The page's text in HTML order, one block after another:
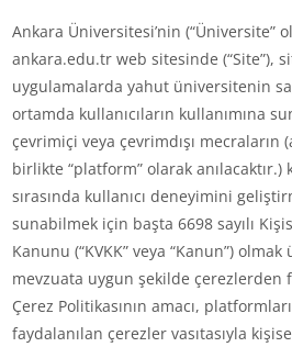
Ankara Üniversitesi’nin (“Üniversite”
ankara.edu.tr web sitesinde (“Site”),
uygulamalarda yahut üniversitenin
ortamda kullanıcıların kullanımına
çevrimiçi veya çevrimdışı mecraların
birlikte “platform” olarak anılacaktır.)
sırasında kullanıcı deneyimini
sunabilmek için başta 6698 sayılı
Kanunu (“KVKK” veya “Kanun”)
mevzuata uygun şekilde çerezlerden
Çerez Politikasının amacı,
faydalanılan çerezler vasıtasıyla